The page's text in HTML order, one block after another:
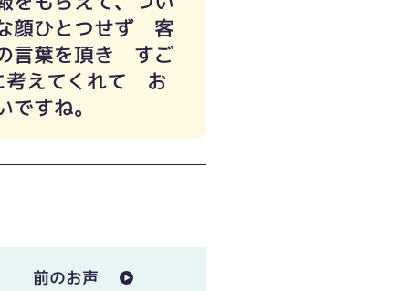
顔ひとつせず 客
言葉を頂き すご
考えてくれて お
すね。
前のお声